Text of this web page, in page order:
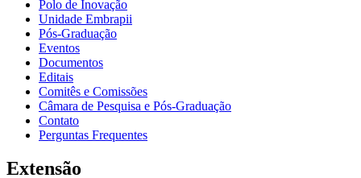
Polo de Inovação
Unidade Embrapii
Pós-Graduação
Eventos
Documentos
Editais
Comitês e Comissões
Câmara de Pesquisa e Pós-Graduação
Contato
Perguntas Frequentes
Extensão